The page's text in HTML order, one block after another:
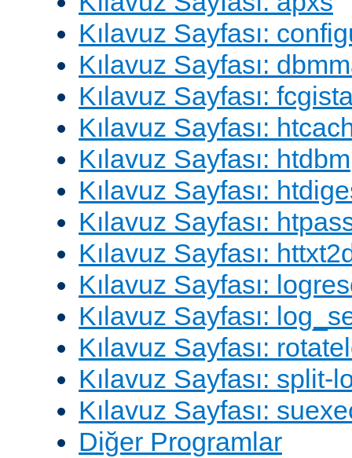
Kılavuz Sayfası:
Kılavuz Sayfası:
Kılavuz Sayfası:
Kılavuz Sayfası:
Kılavuz Sayfası: htdbm
Kılavuz Sayfası:
Kılavuz Sayfası:
Kılavuz Sayfası:
Kılavuz Sayfası:
Kılavuz Sayfası:
Kılavuz Sayfası:
Kılavuz Sayfası: split-
Kılavuz Sayfası:
Diğer Programlar